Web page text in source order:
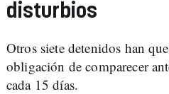
disturbios
Otros siete detenidos han
obligación de comparecer
cada 15 días.